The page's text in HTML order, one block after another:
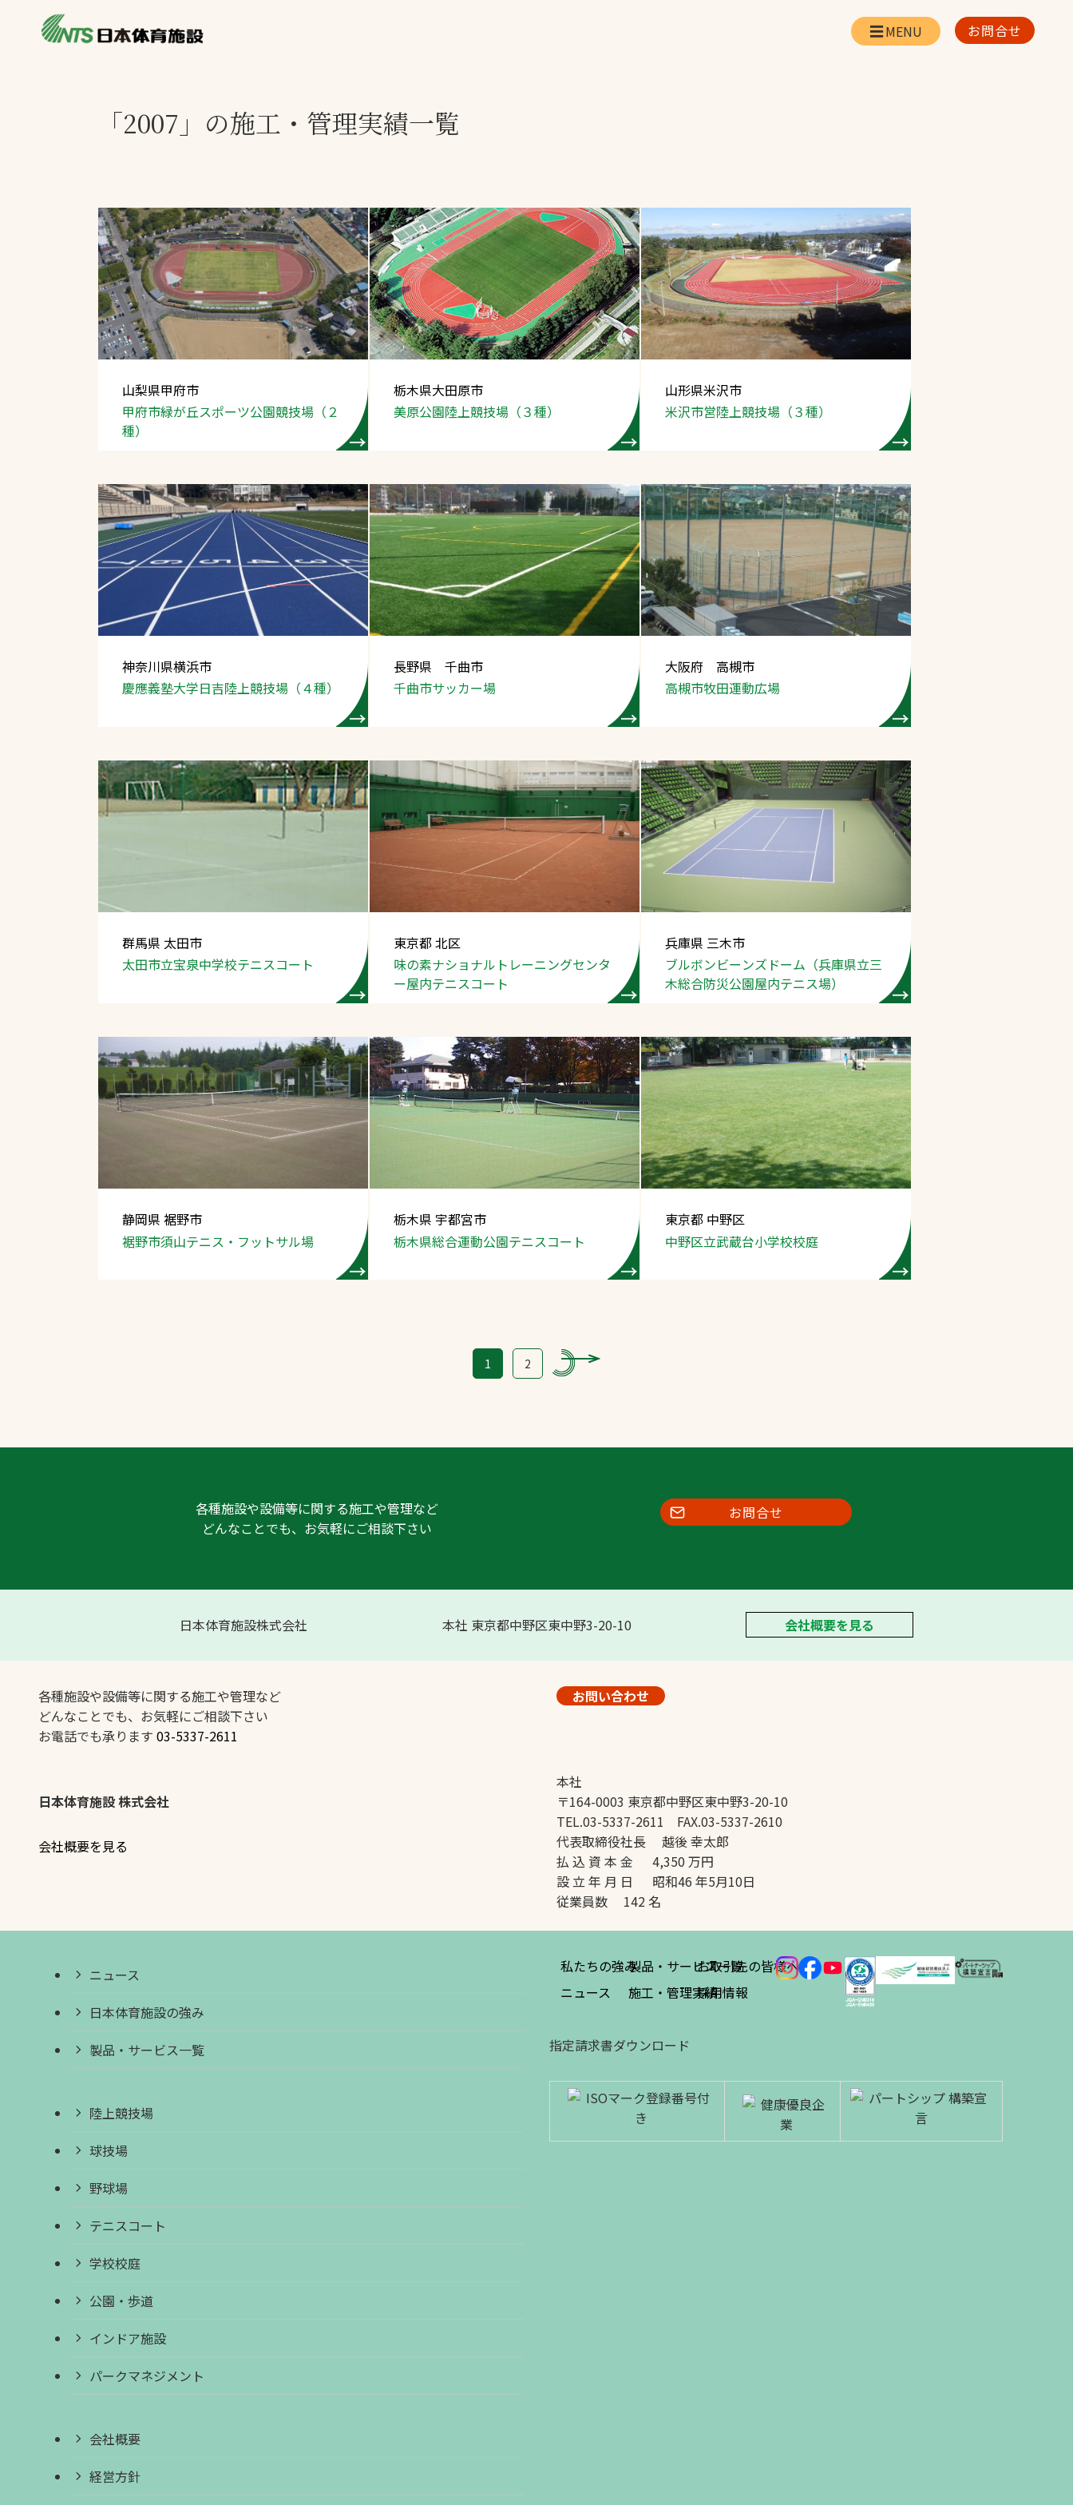
ニュース
製品別カテゴリー
熱中症対策ミスト
投てき実施可能な人
工芝
環境対応ウレタン
技術別カテゴリー
人工芝舗装
クレイ（土）舗装
防球設備
施設管理
パークマネジメント
生）
ぬかるみ・凍結対策
飛散・流出防止対策
施工・管理実績一覧
日本体育施設の歩み
アスリートパートナ
ー
採用情報
お取引先の皆様へ
ー
ソーシャルメディア
文字の見えづらさや操作にお困りの方へ 検索
お問合せ
「2007」の施工・管理実績一覧
山梨県甲府市
甲府市緑が丘スポーツ公園競技場（２
種）
栃木県大田原市
美原公園陸上競技場 （３種）
山形県米沢市
米沢市営陸上競技場 （３種）
神奈川県横浜市
慶應義塾大学日吉陸上競技場（４種）
長野県 千曲市
千曲市サッカー場
大阪府 高槻市
高槻市牧田運動広場
群馬県 太田市
太田市立宝泉中学校テニスコート
東京都 北区
味の素ナショナル トレーニングセンタ
ー屋内テニスコート
兵庫県 三木市
ブルボンビーンズドーム （兵庫県立三
木総合防災公園屋内テニス場）
静岡県 裾野市
裾野市須山テニス・ フットサル場
栃木県 宇都宮市
栃木県総合運動公園テニスコート
東京都 中野区
中野区立武蔵台小学校校庭
1 2
各種施設や設備等に関する施工や管理など
どんなことでも、お気軽にご相談下さい
お問合せ
日本体育施設株式会社 本社 東京都中野区東中野3-20-10 会社概要を見る
各種施設や設備等に関する施工や管理など
どんなことでも、お気軽にご相談下さい
お電話でも承ります 03-5337-2611
お問い合わせ
日本体育施設 株式会社
会社概要を見る
本社
〒164-0003 東京都中野区東中野3-20-10
TEL.03-5337-2611 FAX.03-5337-2610
代表取締役社長 越後 幸太郎
払 込 資 本 金 4,350 万円
設 立 年 月 日 昭和46 年5月10日
従業員数 142 名
ニュース
日本体育施設の強み
製品・サービス一覧
陸上競技場
球技場
野球場
テニスコート
学校校庭
公園・歩道
インドア施設
パークマネジメント
会社概要
経営方針
私たちの強み
ニュース
製品・サービス一覧
施工・管理実績
お取引先の皆様へ
採用情報
指定請求書ダウンロード